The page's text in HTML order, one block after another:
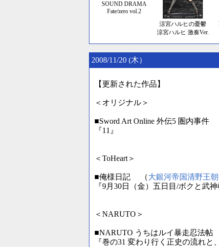
SOUND DRAMA
Fate/zero vol.2
涼宮ハルヒの憂鬱
涼宮ハルヒ 激奏Ver.
2008/11/20 (木）
【更新された作品】
＜オリジナル＞
■Sword Art Online 外伝5 圏内事件
『11』
＜ToHeart＞
■俺様日記 （大銀河帝国清野王朝
『9月30日（金）五日目/ボクと武
＜NARUTO＞
■NARUTO うちはルイ暴走忍法
『巻の31 変わり行く正史の流れと